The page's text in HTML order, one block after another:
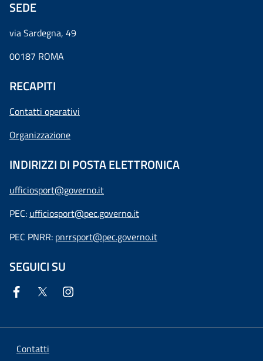
SEDE
via Sardegna, 49
00187 ROMA
RECAPITI
Contatti operativi
Organizzazione
INDIRIZZI DI POSTA ELETTRONICA
ufficiosport@governo.it
PEC: ufficiosport@pec.governo.it
PEC PNRR: pnrrsport@pec.governo.it
SEGUICI SU
Contatti